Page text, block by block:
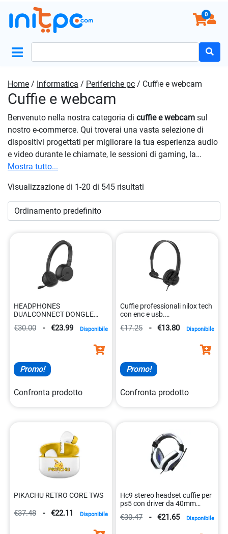
0
Search
Home / Informatica / Periferiche pc / Cuffie e webcam
Cuffie e webcam
Benvenuto nella nostra categoria di cuffie e webcam sul
nostro e-commerce. Qui troverai una vasta selezione di
dispositivi progettati per migliorare la tua esperienza audio
e video durante le chiamate, le sessioni di gaming, la
visione di contenuti multimediali e altro ancora. Con
godere di un suono nitido e coinvolgente in ogni situazione.
Le nostre soluzioni sono progettate per offrire comfort e
prestazioni ottimali durante un utilizzo prolungato. Investi
cuffie e webcam disponibili nel nostro e-commerce. Esplora
la nostra vasta selezione e trova i dispositivi perfetti per
migliorare la tua esperienza online. Che tu stia lavorando
da casa, partecipando a riunioni virtuali, giocando online o
semplicemente godendo della tua musica preferita, siamo
Mostra tutto...
Visualizzazione di 1-20 di 545 risultati
HEADPHONES
DUALCONNECT DONGLE
€30.00 - €23.99 Disponibile
Promo!
Confronta prodotto
Cuffie professionali nilox tech
con enc e usb.
€17.25 - €13.80 Disponibile
Promo!
Confronta prodotto
PIKACHU RETRO CORE TWS
€37.48 - €22.11 Disponibile
Hc9 stereo headset cuffie per
ps5 con driver da 40mm
0812313011136
€30.47 - €21.65 Disponibile